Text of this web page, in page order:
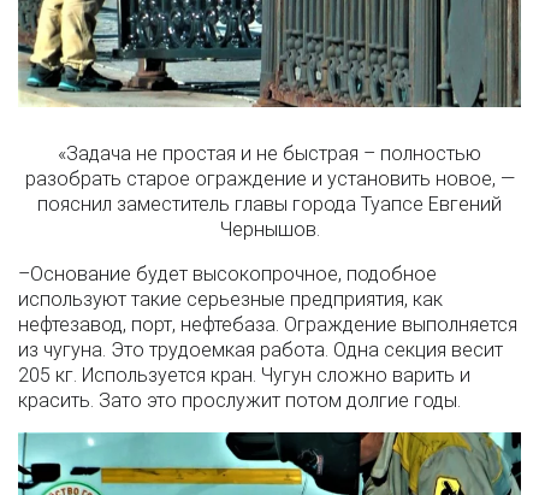
«Задача не простая и не быстрая – полностью
разобрать старое ограждение и установить новое, —
пояснил заместитель главы города Туапсе Евгений
Чернышов.
–Основание будет высокопрочное, подобное
используют такие серьезные предприятия, как
нефтезавод, порт, нефтебаза. Ограждение выполняется
из чугуна. Это трудоемкая работа. Одна секция весит
205 кг. Используется кран. Чугун сложно варить и
красить. Зато это прослужит потом долгие годы.